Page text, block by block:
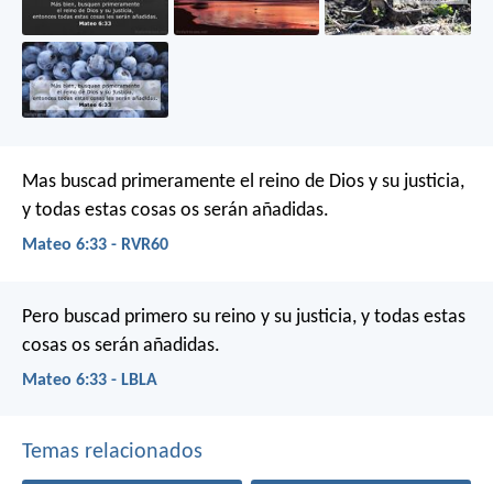
Mas buscad primeramente el reino de Dios y su justicia,
y todas estas cosas os serán añadidas.
Mateo 6:33 - RVR60
Pero buscad primero su reino y su justicia, y todas estas
cosas os serán añadidas.
Mateo 6:33 - LBLA
Temas relacionados